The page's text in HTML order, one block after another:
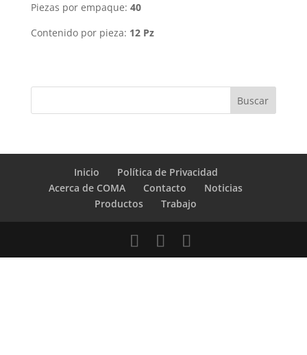
Piezas por empaque: 40
Contenido por pieza: 12 Pz
Inicio
Política de Privacidad
Acerca de COMA
Contacto
Noticias
Productos
Trabajo